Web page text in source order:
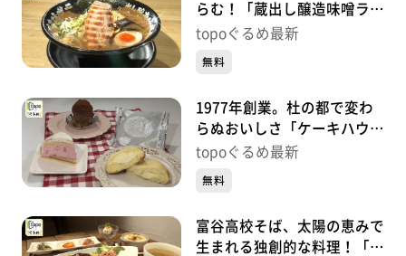
らむ！「蔵出し醸造味噌ラー
メンえんまる」（富谷市大清
topoぐるめ最新
無料
1977年創業。杜の都で変わ
らぬおいしさ「ケーキハウス
フレーズ 将監店」（泉区将
topoぐるめ最新
無料
富谷高校そば、太陽の恵みで
生まれる独創的な料理！「カ